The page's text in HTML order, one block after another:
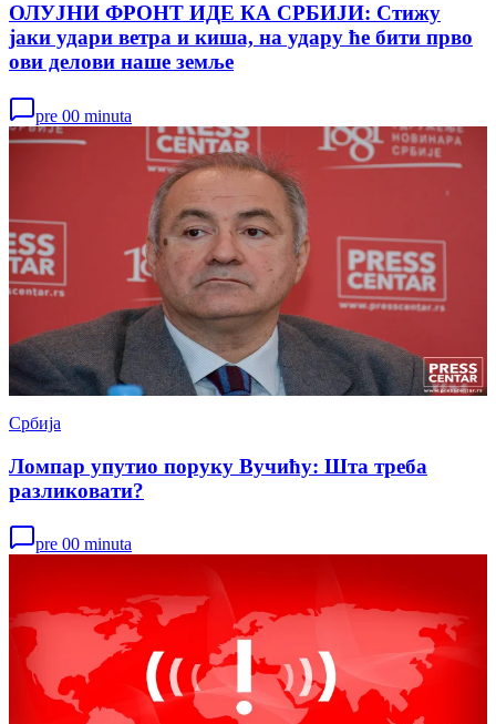
ОЛУЈНИ ФРОНТ ИДЕ КА СРБИЈИ: Стижу
јаки удари ветра и киша, на удару ће бити прво
ови делови наше земље
pre 00 minuta
Србија
Ломпар упутио поруку Вучићу: Шта треба
разликовати?
pre 00 minuta